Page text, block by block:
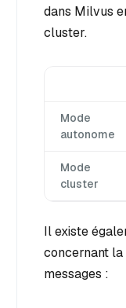
dans Milvus
cluster.
Mode
autonome
Mode
cluster
Il existe
concernant la
messages :